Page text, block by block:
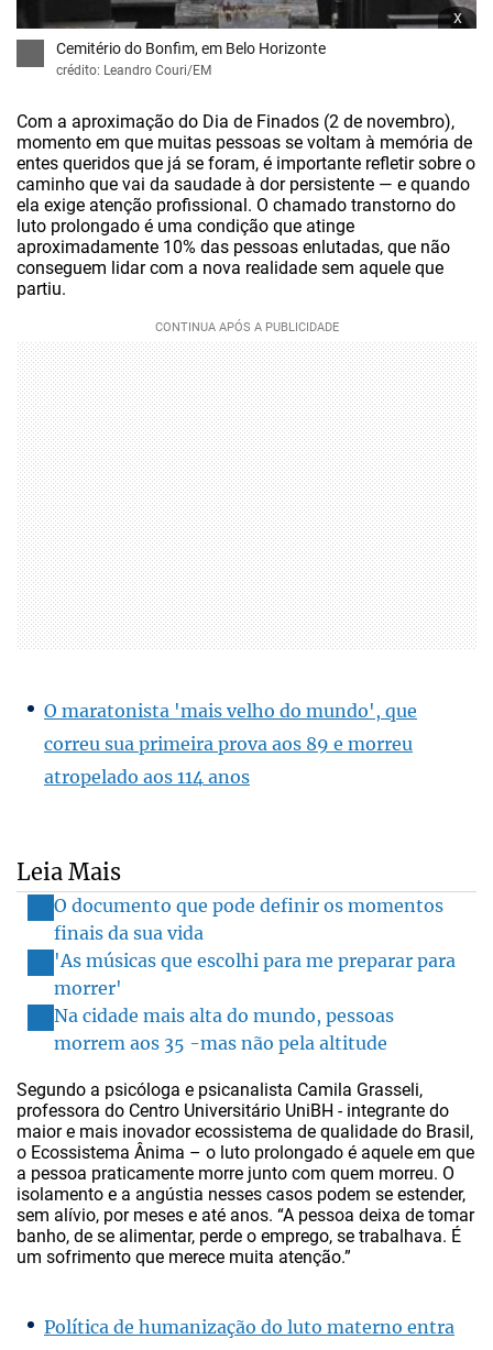
x
Cemitério do Bonfim, em Belo Horizonte
crédito: Leandro Couri/EM
Com a aproximação do Dia de Finados (2 de novembro),
momento em que muitas pessoas se voltam à memória de
entes queridos que já se foram, é importante refletir sobre o
caminho que vai da saudade à dor persistente — e quando
ela exige atenção profissional. O chamado transtorno do
luto prolongado é uma condição que atinge
aproximadamente 10% das pessoas enlutadas, que não
conseguem lidar com a nova realidade sem aquele que
partiu.
O maratonista 'mais velho do mundo', que
correu sua primeira prova aos 89 e morreu
atropelado aos 114 anos
Leia Mais
O documento que pode definir os momentos
finais da sua vida
'As músicas que escolhi para me preparar para
morrer'
Na cidade mais alta do mundo, pessoas
morrem aos 35 -mas não pela altitude
Segundo a psicóloga e psicanalista Camila Grasseli,
professora do Centro Universitário UniBH - integrante do
maior e mais inovador ecossistema de qualidade do Brasil,
o Ecossistema Ânima – o luto prolongado é aquele em que
a pessoa praticamente morre junto com quem morreu. O
isolamento e a angústia nesses casos podem se estender,
sem alívio, por meses e até anos. “A pessoa deixa de tomar
banho, de se alimentar, perde o emprego, se trabalhava. É
um sofrimento que merece muita atenção.”
Política de humanização do luto materno entra